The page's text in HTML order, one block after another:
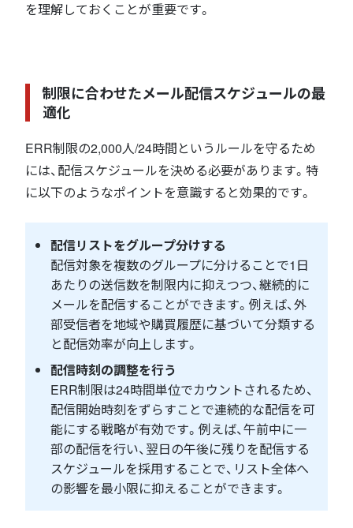
を理解しておくことが重要です。
制限に合わせたメール配信スケジュールの最
適化
ERR制限の2,000人/24時間というルールを守るため
には、配信スケジュールを決める必要があります。特
に以下のようなポイントを意識すると効果的です。
配信リストをグループ分けする
配信対象を複数のグループに分けることで1日
あたりの送信数を制限内に抑えつつ、継続的に
メールを配信することができます。例えば、外
部受信者を地域や購買履歴に基づいて分類する
と配信効率が向上します。
配信時刻の調整を行う
ERR制限は24時間単位でカウントされるため、
配信開始時刻をずらすことで連続的な配信を可
能にする戦略が有効です。例えば、午前中に一
部の配信を行い、翌日の午後に残りを配信する
スケジュールを採用することで、リスト全体へ
の影響を最小限に抑えることができます。